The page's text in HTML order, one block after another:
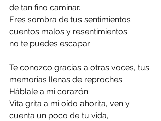
de tan fino caminar.
Eres sombra de tus sentimientos
cuentos malos y resentimientos
no te puedes escapar.
Te conozco gracias a otras voces, tus
memorias llenas de reproches
Háblale a mi corazón
Vita grita a mi oído ahorita, ven y
cuenta un poco de tu vida,